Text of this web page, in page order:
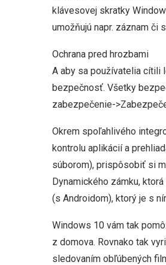
klávesovej skratky
umožňujú napr. záznam či
Ochrana pred hrozbami
A aby sa používatelia cítili
bezpečnosť. Všetky
zabezpečenie-
Okrem spoľahlivého
kontrolu aplikácií a
súborom), prispôsobiť si
Dynamického zámku,
(s Androidom), ktorý je s
Windows 10 vám tak
z domova. Rovnako tak
sledovaním obľúbených